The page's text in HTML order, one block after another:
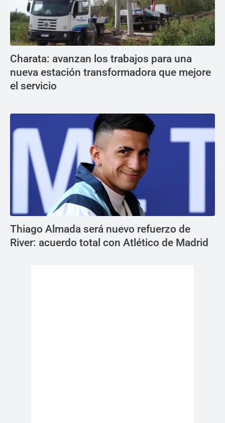
Charata: avanzan los trabajos para una
nueva estación transformadora que mejore
el servicio
Thiago Almada será nuevo refuerzo de
River: acuerdo total con Atlético de Madrid